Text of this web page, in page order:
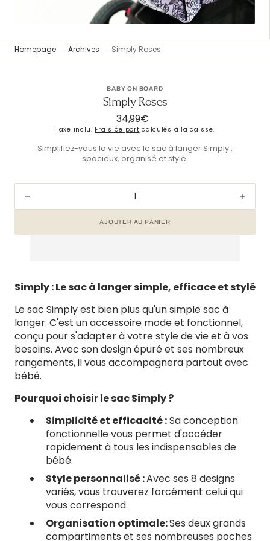
BABY ON BOARD
Simply Roses
Prix
​​
habituel
34,99€
Taxe inclu. Frais de port calculés à la caisse.
Simplifiez-vous la vie avec le sac à langer Simply :
spacieux, organisé et stylé.
quantité
Roses
AJOUTER AU PANIER
Simply : Le sac à langer simple, efficace et stylé
Le sac Simply est bien plus qu'un simple sac à
langer. C'est un accessoire mode et fonctionnel,
conçu pour s'adapter à votre style de vie et à vos
besoins. Avec son design épuré et ses nombreux
rangements, il vous accompagnera partout avec
bébé.
Pourquoi choisir le sac Simply ?
Simplicité et efficacité :Sa conception
fonctionnelle vous permet d'accéder
rapidement à tous les indispensables de
bébé.
Style personnalisé :Avec ses 8 designs
variés, vous trouverez forcément celui qui
vous correspond.
Organisation optimale:Ses deux grands
compartiments et ses nombreuses poches
Galerie
Homepage Archives Simply Roses